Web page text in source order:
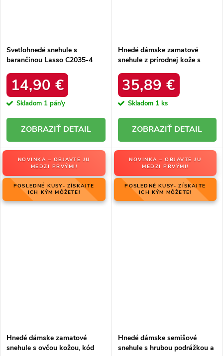
Svetlohnedé snehule s
barančinou Lasso C2035-4
14,90 €
Skladom 1 pár/y
DETAIL
Hnedé dámske zamatové
snehule z prírodnej kože s
produktu W5821 COFFEE
35,89 €
Skladom 1 ks
DETAIL
NOVINKA – OBJAVTE JU
MEDZI PRVÝMI!
POSLEDNÉ KUSY- ZÍSKAJTE
ICH KÝM MÔŽETE!
Hnedé dámske zamatové
snehule s ovčou kožou, kód
NOVINKA – OBJAVTE JU
MEDZI PRVÝMI!
POSLEDNÉ KUSY- ZÍSKAJTE
ICH KÝM MÔŽETE!
Hnedé dámske semišové
snehule s hrubou podrážkou a